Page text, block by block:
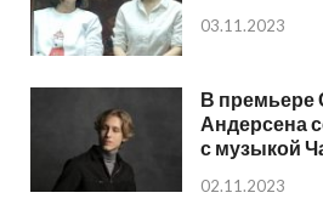
03.11.2023
В премьере
Андерсена
с музыкой
02.11.2023